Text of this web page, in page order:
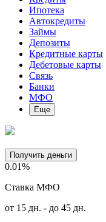
Ипотека
Автокредиты
Займы
Депозиты
Кредитные карты
Дебетовые карты
Связь
Банки
МФО
Еще
Получить деньги
0.01%
Ставка МФО
от 15 дн. - до 45 дн.